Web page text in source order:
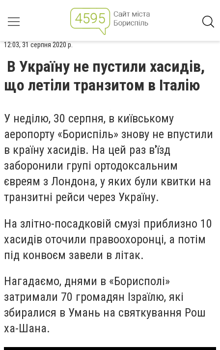
12:03, 31 серпня 2020 р.
В Україну не пустили хасидів,
що летіли транзитом в Італію
У неділю, 30 серпня, в київському
аеропорту «Бориспіль» знову не впустили
в країну хасидів. На цей раз в'їзд
заборонили групі ортодоксальним
євреям з Лондона, у яких були квитки на
транзитні рейси через Україну.
На злітно-посадковій смузі приблизно 10
хасидів оточили правоохоронці, а потім
під конвоєм завели в літак.
Нагадаємо, днями в «Борисполі»
затримали 70 громадян Ізраїлю, які
збиралися в Умань на святкування Рош
ха-Шана.